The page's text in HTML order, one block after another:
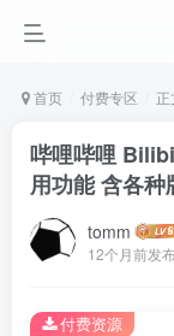
首页 付费专区 正
哔哩哔哩
用功能 含各种
tomm
12个月前发
付费资源